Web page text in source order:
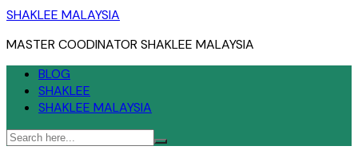
Skip
content
SHAKLEE MALAYSIA
MASTER COODINATOR SHAKLEE MALAYSIA
BLOG
SHAKLEE
SHAKLEE MALAYSIA